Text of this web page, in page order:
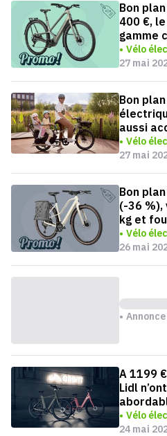
Bon
400 €,
gamme
Vélo
27 mai
Bon
aussi
Vélo
27 mai
Bon
(-36 %),
kg et
Vélo
26 mai
A 1199
Lidl
Vélo
24 mai